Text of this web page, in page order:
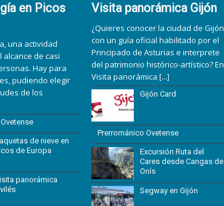
en Picos
una actividad
de casi
Hay para
pudiendo elegir
de los
de nieve en
de Europa
panorámica
Visita panorámica Gijón
¿Quieres conocer la ciudad de Gijón
con un guía oficial habilitado por el
Principado de Asturias e interprete
del patrimonio histórico-artístico? En
Visita panorámica [...]
Gijón Card
Prerrománico Ovetense
Excursión Ruta del
Cares desde Cangas de
Onís
Segway en Gijón